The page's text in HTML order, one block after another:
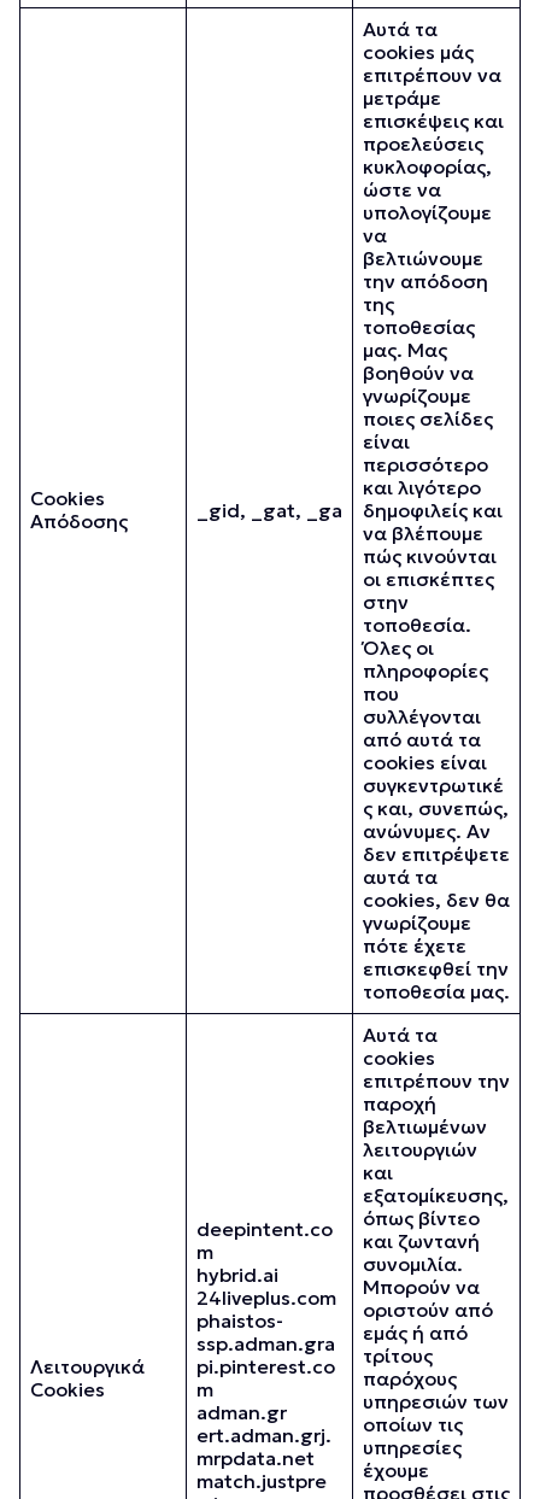
Cookies
Απόδοσης
_gid, _gat, _ga
Αυτά τα
cookies μάς
επιτρέπουν να
μετράμε
επισκέψεις και
προελεύσεις
κυκλοφορίας,
ώστε να
υπολογίζουμε
να
βελτιώνουμε
την απόδοση
της
τοποθεσίας
μας. Μας
βοηθούν να
γνωρίζουμε
ποιες σελίδες
είναι
περισσότερο
και λιγότερο
δημοφιλείς και
να βλέπουμε
πώς κινούνται
οι επισκέπτες
στην
τοποθεσία.
Όλες οι
πληροφορίες
που
συλλέγονται
από αυτά τα
cookies είναι
συγκεντρωτικέ
ς και, συνεπώς,
ανώνυμες. Αν
δεν επιτρέψετε
αυτά τα
cookies, δεν θα
γνωρίζουμε
πότε έχετε
επισκεφθεί την
τοποθεσία μας.
Λειτουργικά
Cookies
deepintent.co
m
hybrid.ai
24liveplus.com
phaistos-
ssp.adman.gra
pi.pinterest.co
m
adman.gr
ert.adman.grj.
mrpdata.net
match.justpre
Αυτά τα
cookies
επιτρέπουν την
παροχή
βελτιωμένων
λειτουργιών
και
εξατομίκευσης,
όπως βίντεο
και ζωντανή
συνομιλία.
Μπορούν να
οριστούν από
εμάς ή από
τρίτους
παρόχους
υπηρεσιών των
οποίων τις
υπηρεσίες
έχουμε
προσθέσει στις